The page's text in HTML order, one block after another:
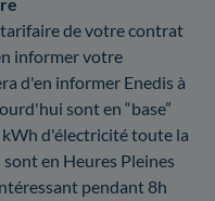
de votre contrat
informer votre
d'en informer Enedis à
sont en “base”
d'électricité toute la
en Heures Pleines
pendant 8h